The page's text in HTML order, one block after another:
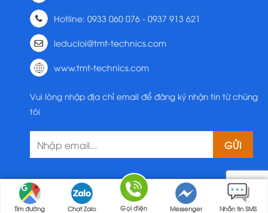
Tìm đường Chat Zalo Gọi điện Messenger Nhắn tin SMS
Hotline: 0933 060 076 - 0937 913 621
leducloi@tmt-technics.com
www.tmt-technics.com
Vui lòng nhập địa chỉ email để đăng ký nhận tin từ chúng
tôi